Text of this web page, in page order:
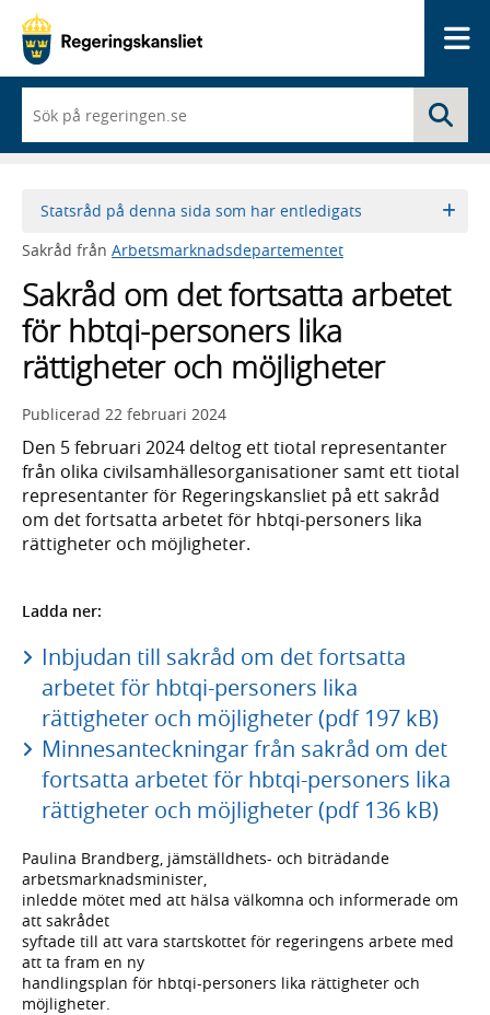
du
börjar
skriva
framträder
lista
med
sökförslag
Statsråd på denna sida som har entledigats
Sakråd från Arbetsmarknadsdepartementet
Sakråd om det fortsatta arbetet
för hbtqi-personers lika
rättigheter och möjligheter
Publicerad 22 februari 2024
Den 5 februari 2024 deltog ett tiotal representanter
från olika civilsamhällesorganisationer samt ett tiotal
representanter för Regeringskansliet på ett sakråd
om det fortsatta arbetet för hbtqi-personers lika
rättigheter och möjligheter.
Ladda ner:
Inbjudan till sakråd om det fortsatta
arbetet för hbtqi-personers lika
rättigheter och möjligheter (pdf 197 kB)
Minnesanteckningar från sakråd om det
fortsatta arbetet för hbtqi-personers lika
rättigheter och möjligheter (pdf 136 kB)
Paulina Brandberg, jämställdhets- och biträdande
arbetsmarknadsminister,
inledde mötet med att hälsa välkomna och informerade om
att sakrådet
syftade till att vara startskottet för regeringens arbete med
att ta fram en ny
handlingsplan för hbtqi-personers lika rättigheter och
möjligheter.